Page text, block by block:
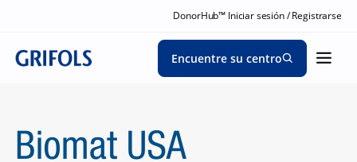
DonorHub™ Iniciar sesión / Registrarse
Encuentre su centro